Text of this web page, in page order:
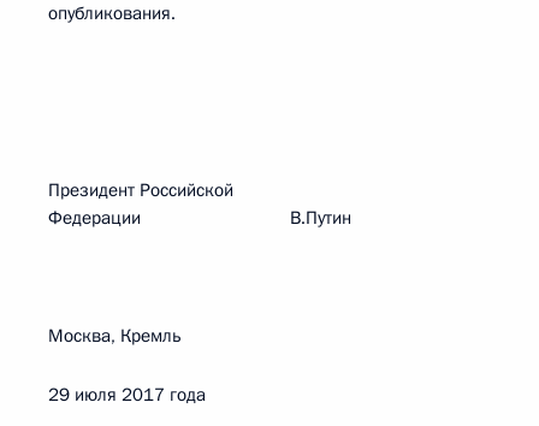
опубликования.
Президент Российской
Федерации В.Путин
Москва, Кремль
29 июля 2017 года